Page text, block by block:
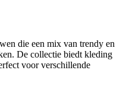
die een mix van trendy en
De collectie biedt kleding
voor verschillende